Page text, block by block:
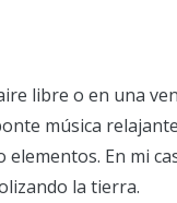
libre o en una
música
elementos. En mi
la tierra.